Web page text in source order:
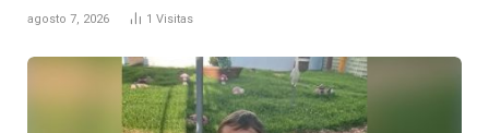
agosto 7, 2026 1 Visitas